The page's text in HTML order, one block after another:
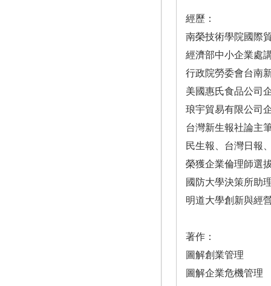
經歷：
南榮技術學院國際
經濟部中小企業處
行政院勞委會台南
美國惠氏食品公司
琅宇貿易有限公司
台灣新生報社論主
民生報、台灣日報
榮獲企業倫理師選
國防大學決策所助
明道大學創新與經
著作：
圖解創業管理
圖解企業危機管理